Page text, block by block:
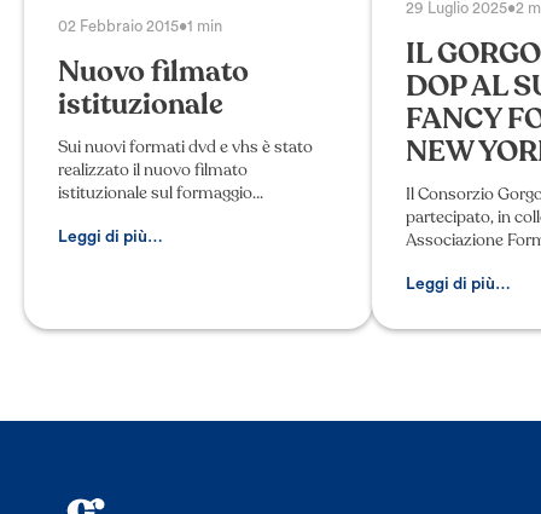
02 Febbraio 2015•1 min
Nuovo filmato
istituzionale
Sui nuovi formati dvd e vhs è stato
realizzato il nuovo filmato
istituzionale sul formaggio
documentario sulla produzione e sull
Leggi di più…
29 Luglio 2025•2
IL
DOP AL
FANCY
NEW
Il Consorzio
partecipato, in
Associazione
conclusosi il 1
Leggi di più…